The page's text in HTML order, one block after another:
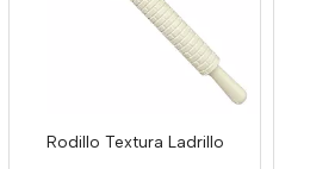
Rodillo Textura Ladrillo